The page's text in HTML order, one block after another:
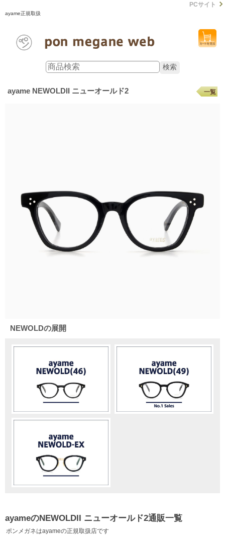
ayame正規取扱
PCサイト
ayame NEWOLDII ニューオールド2
NEWOLDの展開
ayameのNEWOLDII ニューオールド2通販一覧
ポンメガネはayameの正規取扱店です
一覧